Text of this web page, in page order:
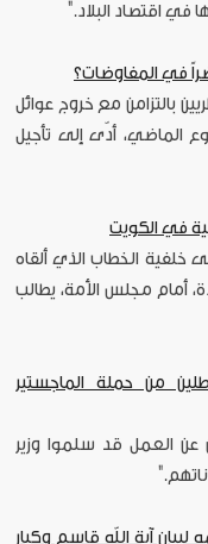
في اقتصاد البلاد."
في المفاوضات؟
بالتزامن مع خروج عوائل
الماضي، أدّى إلى تأجيل
في الكويت
خلفية الخطاب الذي ألقاه
في ساحة الإرادة، أمام مجلس الأمة، يطالب
من حملة الماجستير
عن العمل قد سلموا وزير
آية الله قاسم وكبار